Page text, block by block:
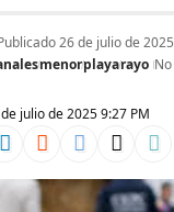
julio de 2025 9:27 PM
26 de julio de 2025
menorplayarayo